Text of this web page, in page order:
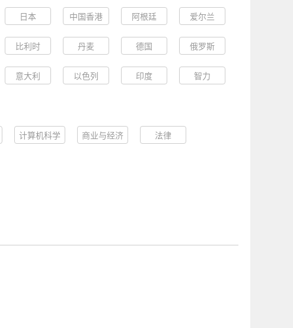
日本 中国香港 阿根廷 爱尔兰
比利时 丹麦 德国 俄罗斯
意大利 以色列 印度 智力
计算机科学 商业与经济 法律